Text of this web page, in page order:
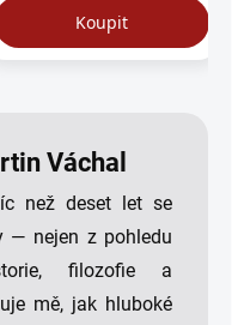
Váchal
než deset let se
— nejen z pohledu
filozofie a
mě, jak hluboké